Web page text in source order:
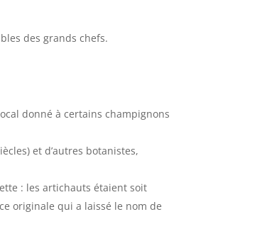
des grands chefs.
donné à certains champignons
et d’autres botanistes,
: les artichauts étaient soit
originale qui a laissé le nom de